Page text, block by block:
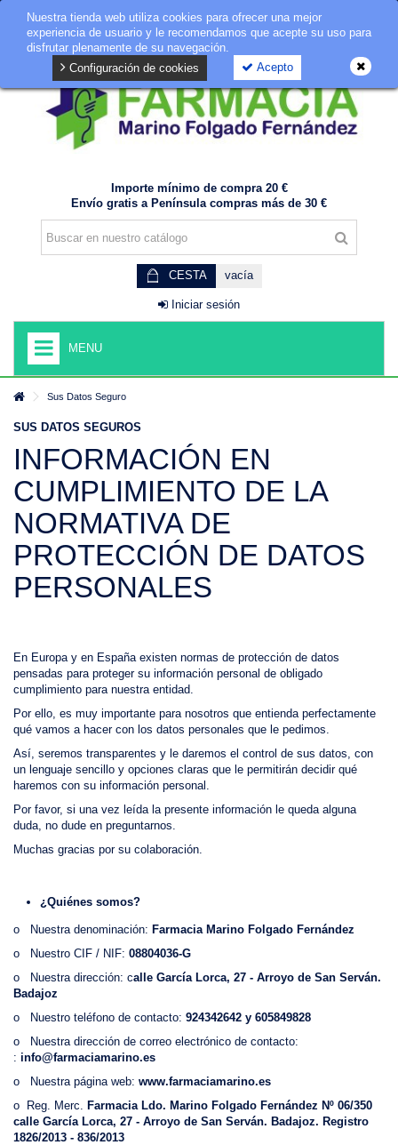
Nuestra tienda web utiliza cookies para ofrecer una mejor
experiencia de usuario y le recomendamos que acepte su uso para
disfrutar plenamente de su navegación.
Acepto
Configuración de cookies
GDPR
Importe mínimo de compra 20 €
Envío gratis a Península compras más de 30 €
CESTA vacía
Iniciar sesión
MENU
Sus Datos Seguro
SUS DATOS SEGUROS
INFORMACIÓN EN
CUMPLIMIENTO DE LA
NORMATIVA DE
PROTECCIÓN DE DATOS
PERSONALES
En Europa y en España existen normas de protección de datos
pensadas para proteger su información personal de obligado
cumplimiento para nuestra entidad.
Por ello, es muy importante para nosotros que entienda perfectamente
qué vamos a hacer con los datos personales que le pedimos.
Así, seremos transparentes y le daremos el control de sus datos, con
un lenguaje sencillo y opciones claras que le permitirán decidir qué
haremos con su información personal.
Por favor, si una vez leída la presente información le queda alguna
duda, no dude en preguntarnos.
Muchas gracias por su colaboración.
¿Quiénes somos?
o Nuestra denominación: Farmacia Marino Folgado Fernández
o Nuestro CIF / NIF: 08804036-G
o Nuestra dirección: calle García Lorca, 27 - Arroyo de San Serván.
Badajoz
o Nuestro teléfono de contacto: 924342642 y 605849828
o Nuestra dirección de correo electrónico de contacto:
: info@farmaciamarino.es
o Nuestra página web: www.farmaciamarino.es
o Reg. Merc. Farmacia Ldo. Marino Folgado Fernández Nº 06/350
calle García Lorca, 27 - Arroyo de San Serván. Badajoz. Registro
1826/2013 - 836/2013